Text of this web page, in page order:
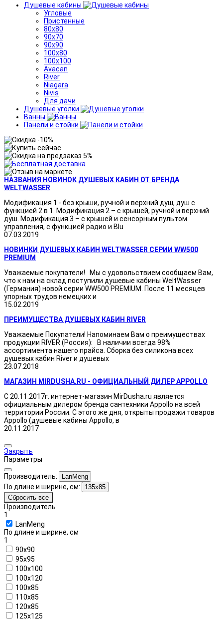
Душевые кабины
Угловые
Пристенные
80x80
90x70
90x90
100x80
100x100
Avacan
River
Niagara
Nivis
Для дачи
Душевые уголки
Ванны
Панели и стойки
НАЗВАНИЯ НОВИНОК ДУШЕВЫХ КАБИН ОТ БРЕНДА
WELTWASSER
Модификация 1 - без крыши, ручной и верхний душ, душ с
функцией 2 в 1. Модификация 2 – с крышей, ручной и верхний
душ. Модификация 3 – с крышей и сенсорным пультом
управления, с функцией радио и Blu
07.03.2019
НОВИНКИ ДУШЕВЫХ КАБИН WELTWASSER СЕРИИ WW500
PREMIUM
Уважаемые покупатели! Мы с удовольствием сообщаем Вам,
что к нам на склад поступили душевые кабины WeltWasser
(Германия) новой серии WW500 PREMIUM. После 11 месяцев
упорных трудов немецких и
15.02.2019
ПРЕИМУЩЕСТВА ДУШЕВЫХ КАБИН RIVER
Уважаемые Покупатели! Напоминаем Вам о преимуществах
продукции RIVER (Россия): В наличии всегда 98%
ассортимента нашего прайса. Сборка без силикона всех
душевых кабин River и душевых
23.07.2018
МАГАЗИН MIRDUSHA.RU - ОФИЦИАЛЬНЫЙ ДИЛЕР APPOLLO
С 20.11.2017г. интернет-магазин MirDusha.ru является
официальным дилером бренда сантехники Appollo на всей
территории России. С этого же дня, открыты продажи товаров
Appollo (душевые кабины Appollo, в
20.11.2017
Закрыть
Параметры
Производитель: LanMeng
По длине и ширине, см:
135x85
Сбросить все
Производитель
1
LanMeng
По длине и ширине, см
1
90x90
95x95
100x100
100x120
100x85
110x85
120x85
125x125